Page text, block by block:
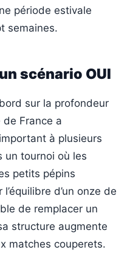
période estivale
semaines.
scénario OUI
sur la profondeur
de France a
à plusieurs
un tournoi où les
petits pépins
d’un onze de
de remplacer un
structure augmente
matches couperets.